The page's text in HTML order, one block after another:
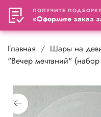
Главная
Шары на
"Вечер мечтаний"
«Оформите заказ